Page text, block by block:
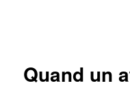
Quand un